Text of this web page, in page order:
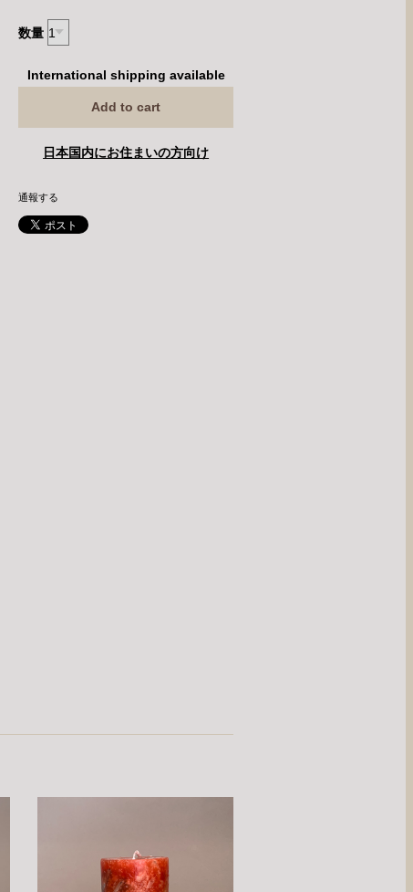
数量
International shipping available
Add to cart
日本国内にお住まいの方向け
通報する